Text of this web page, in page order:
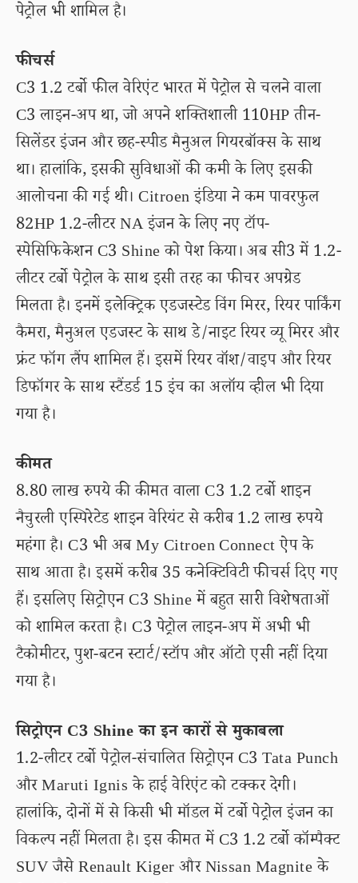
पेट्रोल भी शामिल है।
फीचर्स
C3 1.2 टर्बो फील वेरिएंट भारत में पेट्रोल से चलने वाला
C3 लाइन-अप था, जो अपने शक्तिशाली 110HP तीन-
सिलेंडर इंजन और छह-स्पीड मैनुअल गियरबॉक्स के साथ
था। हालांकि, इसकी सुविधाओं की कमी के लिए इसकी
आलोचना की गई थी। Citroen इंडिया ने कम पावरफुल
82HP 1.2-लीटर NA इंजन के लिए नए टॉप-
स्पेसिफिकेशन C3 Shine को पेश किया। अब सी3 में 1.2-
लीटर टर्बो पेट्रोल के साथ इसी तरह का फीचर अपग्रेड
मिलता है। इनमें इलेक्ट्रिक एडजस्टेड विंग मिरर, रियर पार्किंग
कैमरा, मैनुअल एडजस्ट के साथ डे/नाइट रियर व्यू मिरर और
फ्रंट फॉग लैंप शामिल हैं। इसमें रियर वॉश/वाइप और रियर
डिफॉगर के साथ स्टैंडर्ड 15 इंच का अलॉय व्हील भी दिया
गया है।
कीमत
8.80 लाख रुपये की कीमत वाला C3 1.2 टर्बो शाइन
नैचुरली एस्पिरेटेड शाइन वेरियंट से करीब 1.2 लाख रुपये
महंगा है। C3 भी अब My Citroen Connect ऐप के
साथ आता है। इसमें करीब 35 कनेक्टिविटी फीचर्स दिए गए
हैं। इसलिए सिट्रोएन C3 Shine में बहुत सारी विशेषताओं
को शामिल करता है। C3 पेट्रोल लाइन-अप में अभी भी
टैकोमीटर, पुश-बटन स्टार्ट/स्टॉप और ऑटो एसी नहीं दिया
गया है।
सिट्रोएन C3 Shine का इन कारों से मुकाबला
1.2-लीटर टर्बो पेट्रोल-संचालित सिट्रोएन C3 Tata Punch
और Maruti Ignis के हाई वेरिएंट को टक्कर देगी।
हालांकि, दोनों में से किसी भी मॉडल में टर्बो पेट्रोल इंजन का
विकल्प नहीं मिलता है। इस कीमत में C3 1.2 टर्बो कॉम्पैक्ट
SUV जैसे Renault Kiger और Nissan Magnite के